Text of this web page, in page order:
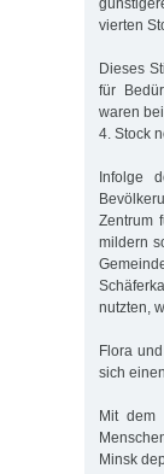
vierten
Dieses
für
waren
4. Stock
Infolge
Zentrum
mildern
nutzten,
Flora
sich
Mit dem
Minsk